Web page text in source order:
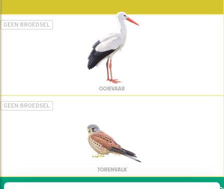
GEEN BROEDSEL
OOIEVAAR
GEEN BROEDSEL
TORENVALK